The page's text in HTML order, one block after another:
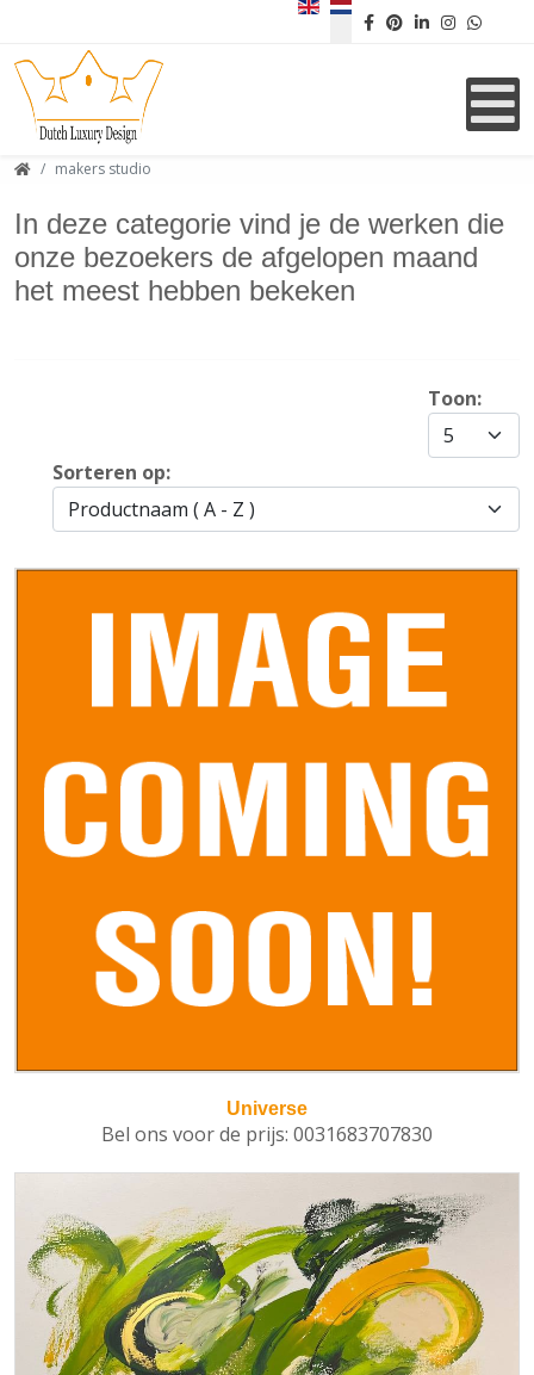
Selecteer de taal
makers studio
In deze categorie vind je de werken die
onze bezoekers de afgelopen maand
het meest hebben bekeken
Toon:
Sorteren op:
Universe
Bel ons voor de prijs: 0031683707830